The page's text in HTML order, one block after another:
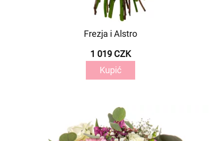
Frezja i Alstro
1 019 CZK
Kupić